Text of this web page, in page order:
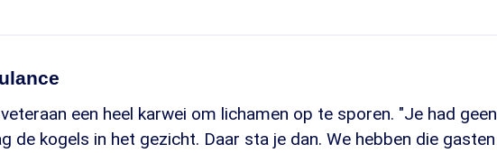
een heel karwei om lichamen op te sporen. "Je had geen
de kogels in het gezicht. Daar sta je dan. We hebben die gasten